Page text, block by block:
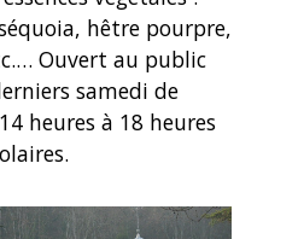
hêtre pourpre,
Ouvert au public
samedi de
heures à 18 heures